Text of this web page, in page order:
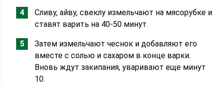
Сливу, айву, свеклу измельчают на мясорубке и
ставят варить на 40-50 минут.
Затем измельчают чеснок и добавляют его
вместе с солью и сахаром в конце варки.
Вновь ждут закипания, уваривают еще минут
10.